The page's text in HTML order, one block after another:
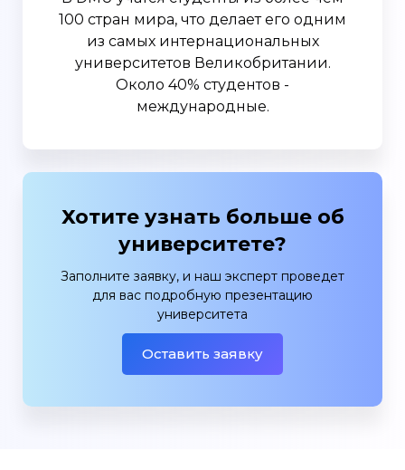
100 стран мира, что делает его одним
из самых интернациональных
университетов Великобритании.
Около 40% студентов -
международные.
Хотите узнать больше об
университете?
Заполните заявку, и наш эксперт проведет
для вас подробную презентацию
университета
Оставить заявку